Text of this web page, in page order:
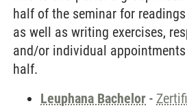
half of the seminar for
as well as writing exercises,
and/or individual
half.
Leuphana Bachelor -